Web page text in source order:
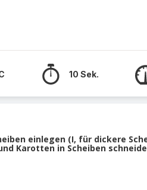
10 Sek.
einlegen (I, für dickere
Karotten in Scheiben